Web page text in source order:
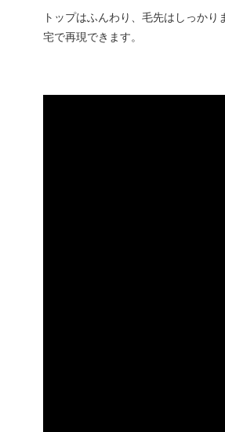
トップはふんわり、毛先はしっか
宅で再現できます。